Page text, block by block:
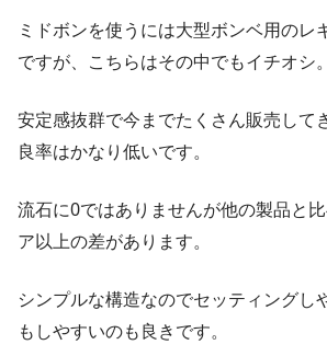
ミドボンを使うには大型ボンベ用のレ
ですが、こちらはその中でもイチオシ。
安定感抜群で今までたくさん販売して
良率はかなり低いです。
流石に0ではありませんが他の製品と
ア以上の差があります。
シンプルな構造なのでセッティングし
もしやすいのも良きです。